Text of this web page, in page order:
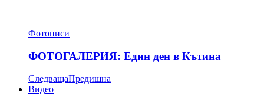
Фотописи
ФОТОГАЛЕРИЯ: Един ден в Кътина
СледващаПредишна
Видео